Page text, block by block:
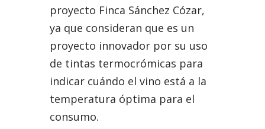
proyecto Finca Sánchez Cózar,
ya que consideran que es un
proyecto innovador por su uso
de tintas termocrómicas para
indicar cuándo el vino está a la
temperatura óptima para el
consumo.